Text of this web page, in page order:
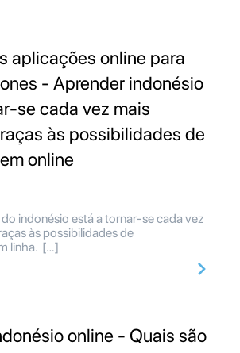
aplicações online para
- Aprender indonésio
se cada vez mais
às possibilidades de
online
indonésio está a tornar-se cada vez
às possibilidades de
linha. […]
online - Quais são